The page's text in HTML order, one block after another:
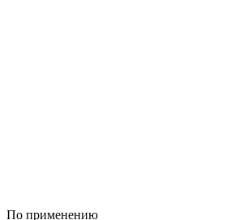
По применению